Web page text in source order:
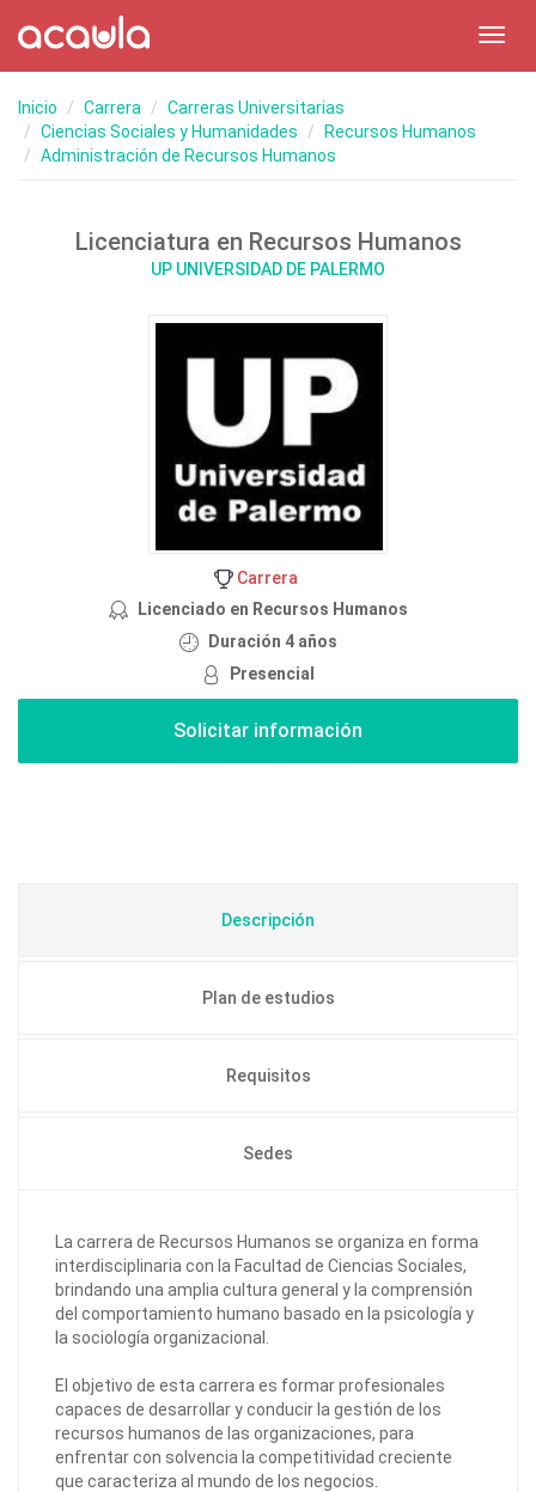
Inicio Carrera
Carreras Universitarias
Ciencias Sociales y Humanidades
Recursos Humanos
Administración de Recursos Humanos
Licenciatura en Recursos Humanos
UP UNIVERSIDAD DE PALERMO
Carrera
Licenciado en Recursos Humanos
Duración 4 años
Presencial
Descripción
Plan de estudios
Requisitos
Sedes
La carrera de Recursos Humanos se organiza en forma
interdisciplinaria con la Facultad de Ciencias Sociales,
brindando una amplia cultura general y la comprensión
del comportamiento humano basado en la psicología y
la sociología organizacional.
El objetivo de esta carrera es formar profesionales
capaces de desarrollar y conducir la gestión de los
recursos humanos de las organizaciones, para
enfrentar con solvencia la competitividad creciente
que caracteriza al mundo de los negocios.